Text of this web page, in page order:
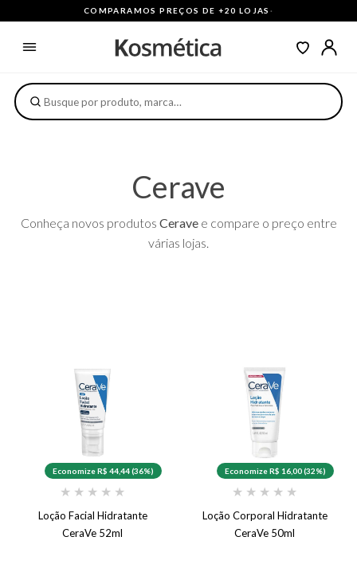
COMPARAMOS PREÇOS DE +20 LOJAS ·
Cerave
Conheça novos produtos Ceravee compare o preço entre
várias lojas.
Economize R$ 44,44 (36%)
★ ★ ★ ★ ★
Loção Facial Hidratante
CeraVe 52ml
Economize R$ 16,00 (32%)
★ ★ ★ ★ ★
Loção Corporal Hidratante
CeraVe 50ml